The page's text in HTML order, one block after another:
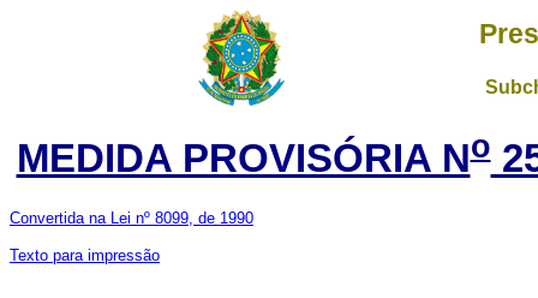
MEDIDA PROVISÓRIA No
Convertida na Lei nº 8099, de 1990
Texto para impressão